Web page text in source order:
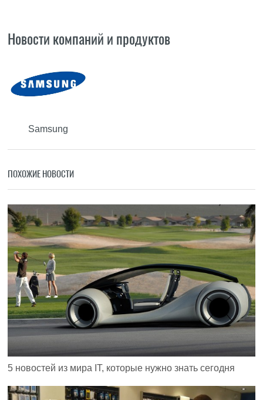
Новости компаний и продуктов
Samsung
ПОХОЖИЕ НОВОСТИ
5 новостей из мира IT, которые нужно знать сегодня